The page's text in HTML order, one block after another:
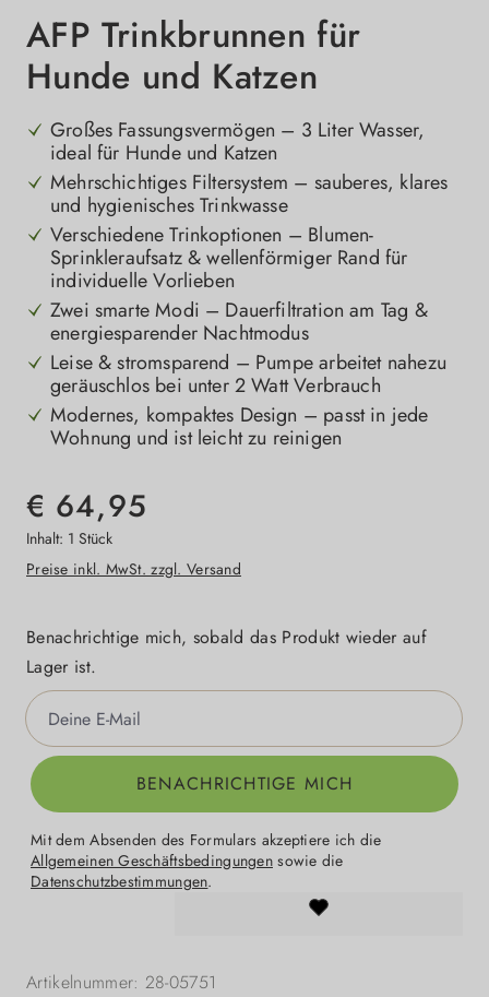
AFP Trinkbrunnen für
Hunde und Katzen
Großes Fassungsvermögen – 3 Liter Wasser,
ideal für Hunde und Katzen
Mehrschichtiges Filtersystem – sauberes, klares
und hygienisches Trinkwasse
Verschiedene Trinkoptionen – Blumen-
Sprinkleraufsatz & wellenförmiger Rand für
individuelle Vorlieben
Zwei smarte Modi – Dauerfiltration am Tag &
energiesparender Nachtmodus
Leise & stromsparend – Pumpe arbeitet nahezu
geräuschlos bei unter 2 Watt Verbrauch
Modernes, kompaktes Design – passt in jede
Wohnung und ist leicht zu reinigen
€ 64,95
Inhalt: 1 Stück
Preise inkl. MwSt. zzgl. Versand
Benachrichtige mich, sobald das Produkt wieder auf
Lager ist.
Deine E-Mail
BENACHRICHTIGE MICH
Mit dem Absenden des Formulars akzeptiere ich die
Allgemeinen Geschäftsbedingungensowie die
Datenschutzbestimmungen.
Artikelnummer: 28-05751